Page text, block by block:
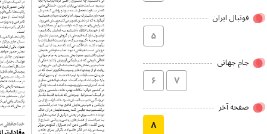
فوتبال ایران
۵
جام جهانی
۶ ۷
صفحه آخر
۸